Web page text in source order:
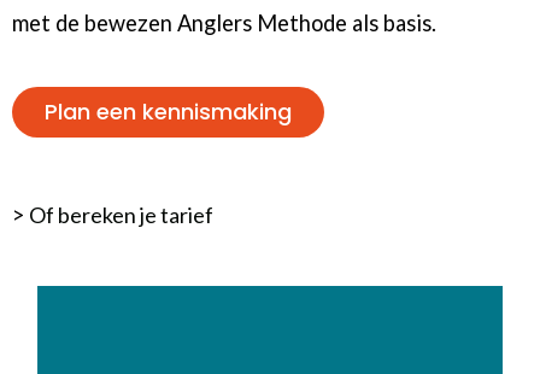
met de bewezen Anglers Methode als basis.
Plan een kennismaking
> Of bereken je tarief